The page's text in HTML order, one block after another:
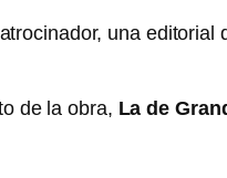
una
de la obra, La de